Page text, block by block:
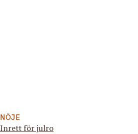
NÖJE
Inrett för julro